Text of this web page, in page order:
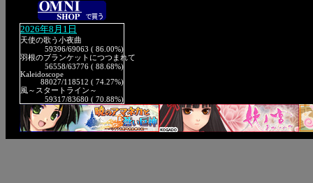
2026年8月1日
天使の歌う小夜曲
59396/69063 ( 86.00%)
羽根のブランケットにつつまれて
56558/63776 ( 88.68%)
Kaleidoscope
88027/118512 ( 74.27%)
風～スタートライン～
59317/83680 ( 70.88%)